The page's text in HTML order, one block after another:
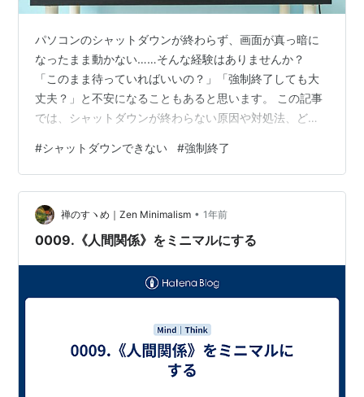
パソコンのシャットダウンが終わらず、画面が真っ暗に
なったまま動かない……そんな経験はありませんか？
「このまま待っていればいいの？」「強制終了しても大
丈夫？」と不安になることもあると思います。 この記事
では、シャットダウンが終わらない原因や対処法、どの
しい手順について、わかりやすく解説します。 シャット
ダウンが終わらない原因とは？ Windowsの更新プログラ
ムが影響している バックグラウンドでアプリが動作して
いる デバイスドライバやハードウェアの不具合 シャット
ダウンが進まないときは何分待てばいい？ 一般的な目安
#シャットダウンできない #強制終了
禅のすヽめ｜Zen Minimalism • 1年前
0009.《人間関係》をミニマルにする